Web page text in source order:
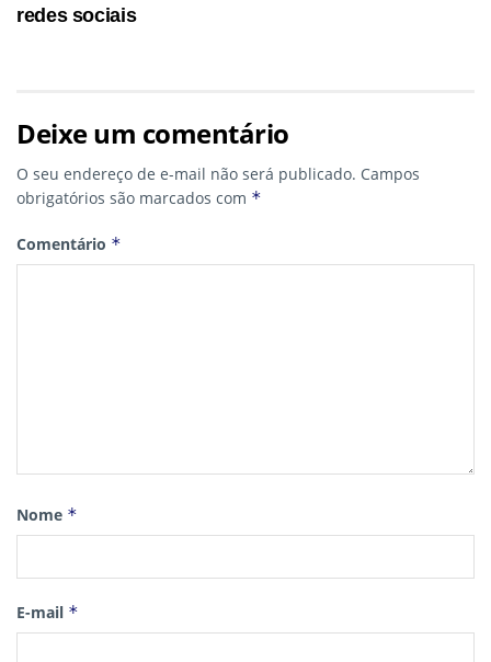
redes sociais
Deixe um comentário
O seu endereço de e-mail não será publicado. Campos
obrigatórios são marcados com *
Comentário *
Nome *
E-mail *